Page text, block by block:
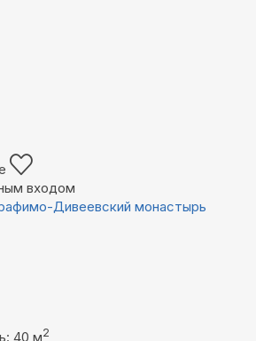
входом
Дивеевский монастырь
40 м2